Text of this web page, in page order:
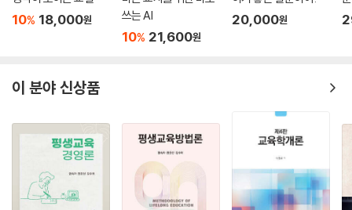
과 진로의 전반적 관계, 생애에서의 중요한 역할을 설명하고 있다. 제2부
는 ‘자기 이해’로 4개 장에서 자신의 특성인 성격, 흥미, 적성, 가치관에 대
업정보 탐색을 중심으로 직업세계에 대해 안내한다. 제4부 ‘진로 계획 및
실행’에서는 3개 장으로 진로의사결정을 이해하고, 진로 목표 설정 및 계
획, 구체적인 진로 준비 및 실행을 할 수 있도록 방법을 제시하고 있다. 제5
부는 앞에서 탐색하고 준비했던 것을 종합하는 의미로 자신의 진로 자서전
을 쓰도록 안내하고 있다. 진로를 고민하는 대학생의 사례를 통해 자신의
진로 상태를 점검하고 자신의 진로 이야기를 만들어 갈 수 있기를 기대한
10% 18,000원
쓰는 AI
10% 21,600원
20,000원
이 분야 신상품